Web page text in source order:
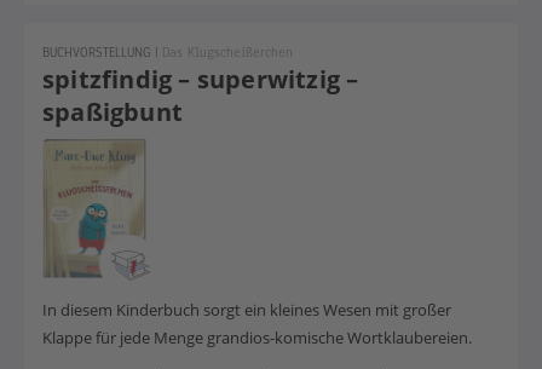
spitzfindig – superwitzig –
spaßigbunt
BUCHVORSTELLUNG | Das Klugscheißerchen
In diesem Kinderbuch sorgt ein kleines Wesen mit großer
Klappe für jede Menge grandios-komische Wortklaubereien.